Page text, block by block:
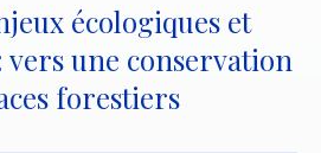
n
g
écologiques et
une conservation
forestiers